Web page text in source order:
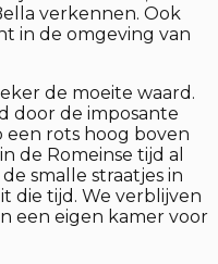
verkennen. Ook
in de omgeving van
de moeite waard.
door de imposante
een rots hoog boven
de Romeinse tijd al
smalle straatjes in
die tijd. We verblijven
een eigen kamer voor